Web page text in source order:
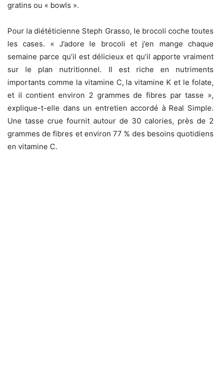
gratins ou « bowls ».
Pour la diététicienne Steph Grasso, le brocoli coche toutes
les cases. « J’adore le brocoli et j’en mange chaque
semaine parce qu’il est délicieux et qu’il apporte vraiment
sur le plan nutritionnel. Il est riche en nutriments
importants comme la vitamine C, la vitamine K et le folate,
et il contient environ 2 grammes de fibres par tasse »,
explique-t-elle dans un entretien accordé à Real Simple.
Une tasse crue fournit autour de 30 calories, près de 2
grammes de fibres et environ 77 % des besoins quotidiens
en vitamine C.